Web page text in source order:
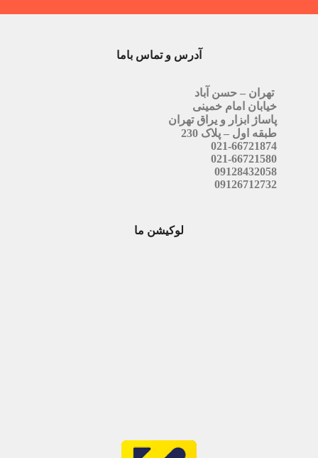
آدرس و تماس باما
تهران – حسن آباد
خیابان امام خمینی
پاساژ ابزار و یراق تهران
طبقه اول – پلاک 230
021-66721874
021-66721580
09128432058
09126712732
لوکیشن ما